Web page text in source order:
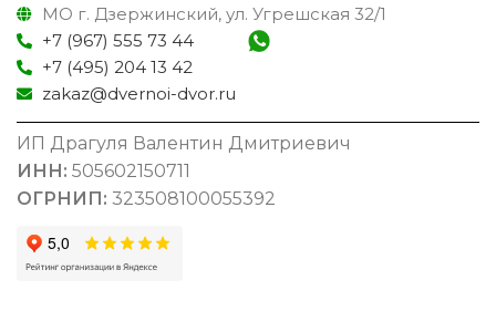
МО г. Дзержинский, ул. Угрешская 32/1
+7 (967) 555 73 44
+7 (495) 204 13 42
zakaz@dvernoi-dvor.ru
ИП Драгуля Валентин Дмитриевич
ИНН: 505602150711
ОГРНИП: 323508100055392